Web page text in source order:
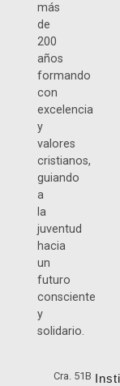
más
de
200
años
formando
con
excelencia
y
valores
cristianos,
guiando
a
la
juventud
hacia
un
futuro
consciente
y
solidario.
Cra. 51B